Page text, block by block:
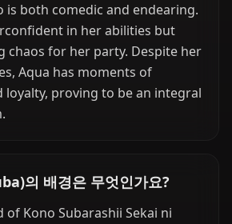
is both comedic and endearing.
in her abilities but
chaos for her party. Despite her
Aqua has moments of
loyalty, proving to be an integral
의 배경은 무엇인가요?
Kono Subarashii Sekai ni